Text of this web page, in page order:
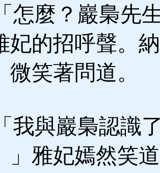
麼？巖梟先
妃的招呼聲。
微笑著問道。
與巖梟認識
」雅妃嫣然笑